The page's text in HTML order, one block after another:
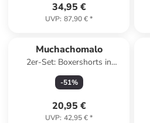
34,95 €
UVP: 87,90 €*
Muchachomalo
2er-Set: Boxershorts in
Schwarz/ Grün
-51%
20,95 €
UVP: 42,95 €*